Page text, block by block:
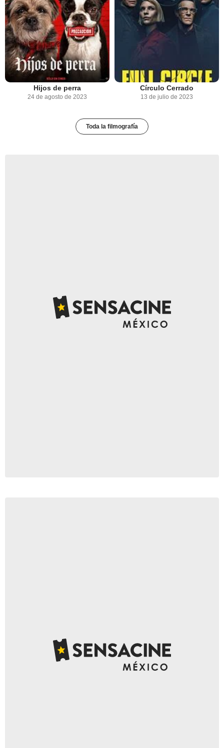
Hijos de perra
24 de agosto de 2023
Círculo Cerrado
13 de julio de 2023
Toda la filmografía